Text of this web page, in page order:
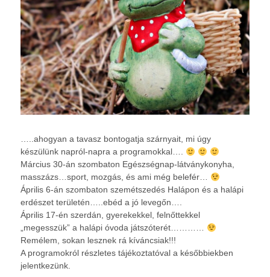
…..ahogyan a tavasz bontogatja szárnyait, mi úgy
készülünk napról-napra a programokkal….
Március 30-án szombaton Egészségnap-látványkonyha,
masszázs…sport, mozgás, és ami még belefér…
Április 6-án szombaton szemétszedés Halápon és a halápi
erdészet területén…..ebéd a jó levegőn….
Április 17-én szerdán, gyerekekkel, felnőttekkel
„megesszük” a halápi óvoda játszóterét…………
Remélem, sokan lesznek rá kíváncsiak!!!
A programokról részletes tájékoztatóval a későbbiekben
jelentkezünk.